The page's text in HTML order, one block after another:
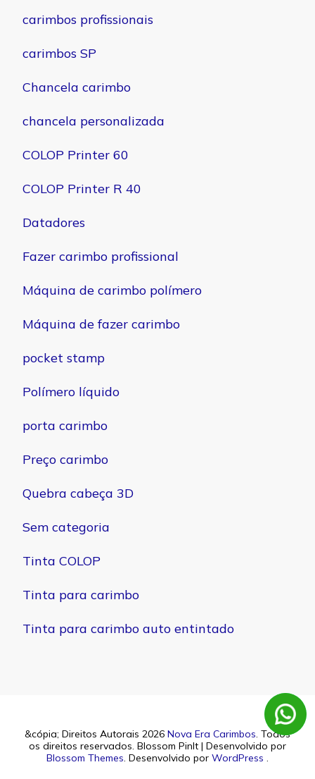
carimbos profissionais
carimbos SP
Chancela carimbo
chancela personalizada
COLOP Printer 60
COLOP Printer R 40
Datadores
Fazer carimbo profissional
Máquina de carimbo polímero
Máquina de fazer carimbo
pocket stamp
Polímero líquido
porta carimbo
Preço carimbo
Quebra cabeça 3D
Sem categoria
Tinta COLOP
Tinta para carimbo
Tinta para carimbo auto entintado
&cópia; Direitos Autorais 2026 Nova Era Carimbos. Todos
os direitos reservados. Blossom PinIt | Desenvolvido por
Blossom Themes. Desenvolvido por WordPress .